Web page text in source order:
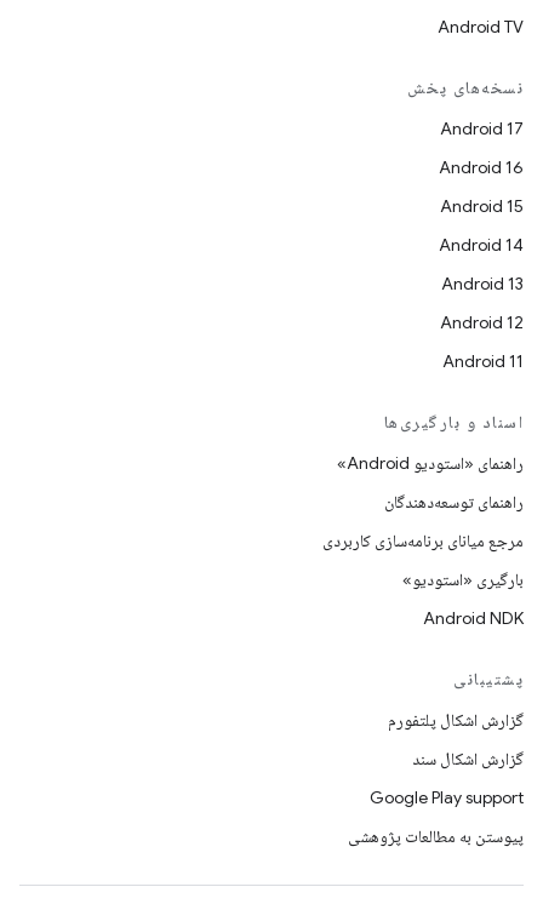
Android TV
نسخه‌های پخش
Android 17
Android 16
Android 15
Android 14
Android 13
Android 12
Android 11
اسناد و بارگیری‌ها
راهنمای «استودیو Android»
راهنمای توسعه‌دهندگان
مرجع میانای برنامه‌سازی کاربردی
بارگیری «استودیو»
Android NDK
پشتیبانی
گزارش اشکال پلتفورم
گزارش اشکال سند
Google Play support
پیوستن به مطالعات پژوهشی